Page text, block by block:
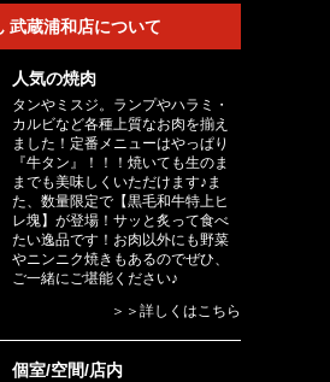
武蔵浦和店について
人気の焼肉
タンやミスジ。ランプやハラミ・
カルビなど各種上質なお肉を揃え
ました！定番メニューはやっぱり
『牛タン』！！！焼いても生のま
までも美味しくいただけます♪ま
た、数量限定で【黒毛和牛特上ヒ
レ塊】が登場！サッと炙って食べ
たい逸品です！お肉以外にも野菜
やニンニク焼きもあるのでぜひ、
ご一緒にご堪能ください♪
＞＞詳しくはこちら
個室/空間/店内